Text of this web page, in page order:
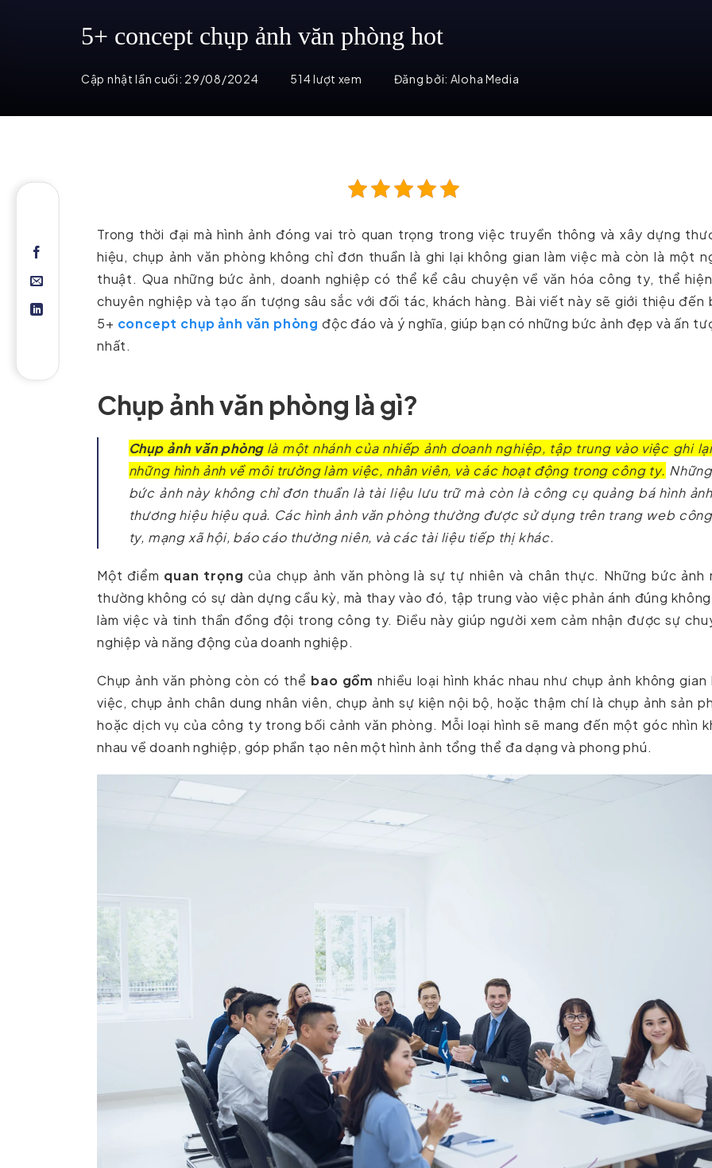
5+ concept chụp ảnh văn phòng hot
Cập nhật lần cuối: 29/08/2024 514 lượt xem Đăng bởi: Aloha Media
Trong thời đại mà hình ảnh đóng vai trò quan trọng trong việc truyền thông và xây dựng
hiệu, chụp ảnh văn phòng không chỉ đơn thuần là ghi lại không gian làm việc mà còn là một
thuật. Qua những bức ảnh, doanh nghiệp có thể kể câu chuyện về văn hóa công ty, thể
chuyên nghiệp và tạo ấn tượng sâu sắc với đối tác, khách hàng. Bài viết này sẽ giới thiệu đến
5+ concept chụp ảnh văn phòng độc đáo và ý nghĩa, giúp bạn có những bức ảnh đẹp và ấn
nhất.
Chụp ảnh văn phòng là gì?
Chụp ảnh văn phònglà một nhánh của nhiếp ảnh doanh nghiệp, tập trung vào việc ghi lại
những hình ảnh về môi trường làm việc, nhân viên, và các hoạt động trong công ty. Những
bức ảnh này không chỉ đơn thuần là tài liệu lưu trữ mà còn là công cụ quảng bá hình ảnh
thương hiệu hiệu quả. Các hình ảnh văn phòng thường được sử dụng trên trang web công
ty, mạng xã hội, báo cáo thường niên, và các tài liệu tiếp thị khác.
Một điểm quan trọng của chụp ảnh văn phòng là sự tự nhiên và chân thực. Những bức ảnh
thường không có sự dàn dựng cầu kỳ, mà thay vào đó, tập trung vào việc phản ánh đúng
làm việc và tinh thần đồng đội trong công ty. Điều này giúp người xem cảm nhận được sự
nghiệp và năng động của doanh nghiệp.
Chụp ảnh văn phòng còn có thể bao gồm nhiều loại hình khác nhau như chụp ảnh không gian
việc, chụp ảnh chân dung nhân viên, chụp ảnh sự kiện nội bộ, hoặc thậm chí là chụp ảnh sản
hoặc dịch vụ của công ty trong bối cảnh văn phòng. Mỗi loại hình sẽ mang đến một góc nhìn
nhau về doanh nghiệp, góp phần tạo nên một hình ảnh tổng thể đa dạng và phong phú.